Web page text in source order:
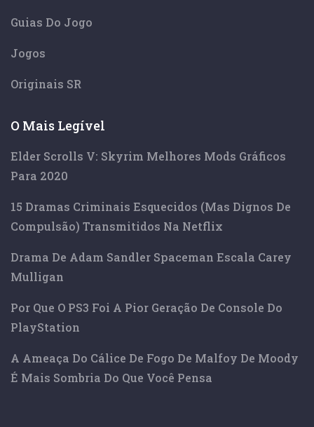
Guias Do Jogo
Jogos
Originais SR
O Mais Legível
Elder Scrolls V: Skyrim Melhores Mods Gráficos
Para 2020
15 Dramas Criminais Esquecidos (mas Dignos De
Compulsão) Transmitidos Na Netflix
Drama De Adam Sandler Spaceman Escala Carey
Mulligan
Por Que O PS3 Foi A Pior Geração De Console Do
PlayStation
A Ameaça Do Cálice De Fogo De Malfoy De Moody
É Mais Sombria Do Que Você Pensa